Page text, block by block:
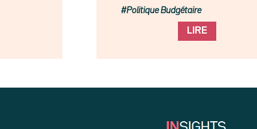
LIRE
Politique Budgétaire